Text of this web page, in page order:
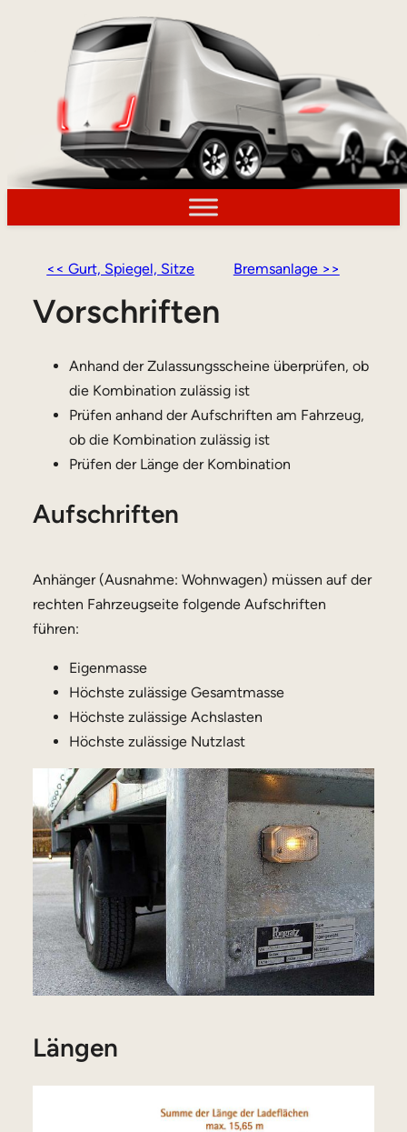
<< Gurt, Spiegel, Sitze Bremsanlage >>
Vorschriften
Anhand der Zulassungsscheine überprüfen, ob
die Kombination zulässig ist
Prüfen anhand der Aufschriften am Fahrzeug,
ob die Kombination zulässig ist
Prüfen der Länge der Kombination
Aufschriften
Anhänger (Ausnahme: Wohnwagen) müssen auf der
rechten Fahrzeugseite folgende Aufschriften
führen:
Eigenmasse
Höchste zulässige Gesamtmasse
Höchste zulässige Achslasten
Höchste zulässige Nutzlast
Längen